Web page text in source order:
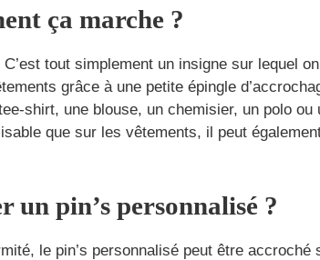
ça marche ?
C’est tout simplement un insigne sur lequel
grâce à une petite épingle
shirt, une blouse, un chemisier, un polo
que sur les vêtements, il peut
un pin’s personnalisé ?
le pin’s personnalisé peut être